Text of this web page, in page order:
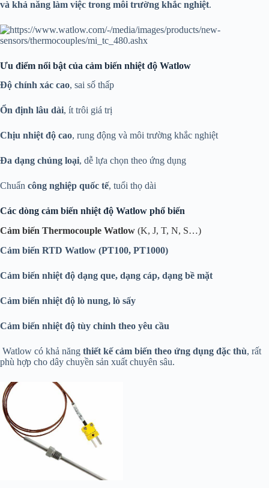
và khả năng làm việc trong môi trường khắc nghiệt.
Ưu điểm nổi bật của cảm biến nhiệt độ Watlow
Độ chính xác cao, sai số thấp
Ổn định lâu dài, ít trôi giá trị
Chịu nhiệt độ cao, rung động và môi trường khắc nghiệt
Đa dạng chủng loại, dễ lựa chọn theo ứng dụng
Chuẩn công nghiệp quốc tế, tuổi thọ dài
Các dòng cảm biến nhiệt độ Watlow phổ biến
Cảm biến Thermocouple Watlow (K, J, T, N, S…)
Cảm biến RTD Watlow (PT100, PT1000)
Cảm biến nhiệt độ dạng que, dạng cáp, dạng bề mặt
Cảm biến nhiệt độ lò nung, lò sấy
Cảm biến nhiệt độ tùy chỉnh theo yêu cầu
Watlow có khả năng thiết kế cảm biến theo ứng dụng đặc thù, rất
phù hợp cho dây chuyền sản xuất chuyên sâu.